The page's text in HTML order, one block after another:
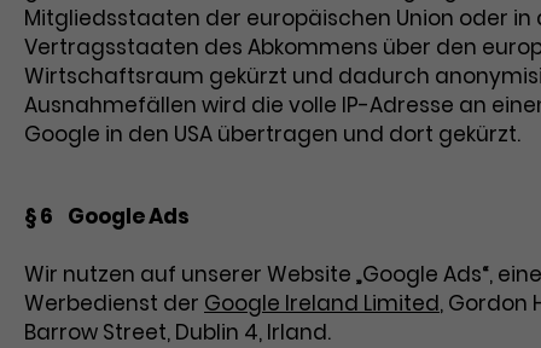
Mitgliedsstaaten der europäischen Union oder in
Vertragsstaaten des Abkommens über den
Wirtschaftsraum gekürzt und dadurch
Ausnahmefällen wird die volle IP-Adresse an
Google in den USA übertragen und dort gekürzt.
§ 6 Google Ads
Wir nutzen auf unserer Website „Google Ads“,
Werbedienst der Google Ireland Limited, Gordon
Barrow Street, Dublin 4, Irland.